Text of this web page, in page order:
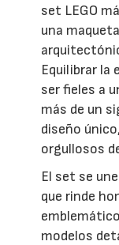
set LEGO
una
Equilibrar la
ser fieles a
más de un
diseño
orgullosos
El set se
que rinde
modelos